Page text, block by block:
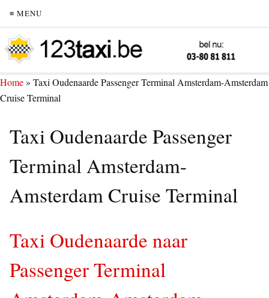
≡ MENU
Home» Taxi Oudenaarde Passenger Terminal Amsterdam-Amsterdam
Cruise Terminal
Taxi Oudenaarde Passenger
Terminal Amsterdam-
Amsterdam Cruise Terminal
Taxi Oudenaarde naar
Passenger Terminal